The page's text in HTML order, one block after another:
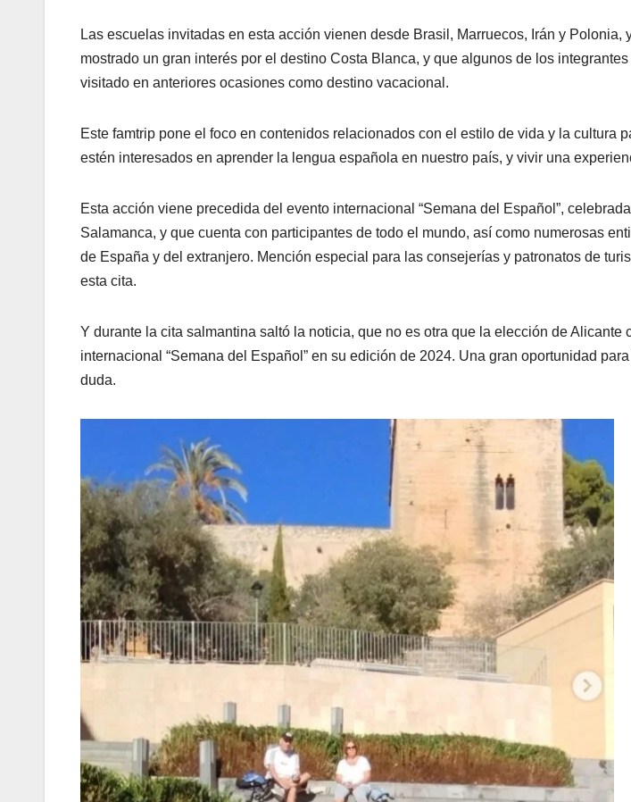
Las escuelas invitadas en esta acción vienen desde Brasil, Marruecos, Irán y Polonia,
mostrado un gran interés por el destino Costa Blanca, y que algunos de los
visitado en anteriores ocasiones como destino vacacional.
Este famtrip pone el foco en contenidos relacionados con el estilo de vida y la cultura
estén interesados en aprender la lengua española en nuestro país, y vivir una
Esta acción viene precedida del evento internacional “Semana del Español”,
Salamanca, y que cuenta con participantes de todo el mundo, así como numerosas
de España y del extranjero. Mención especial para las consejerías y patronatos de
esta cita.
Y durante la cita salmantina saltó la noticia, que no es otra que la elección de Alicante
internacional “Semana del Español” en su edición de 2024. Una gran oportunidad
duda.